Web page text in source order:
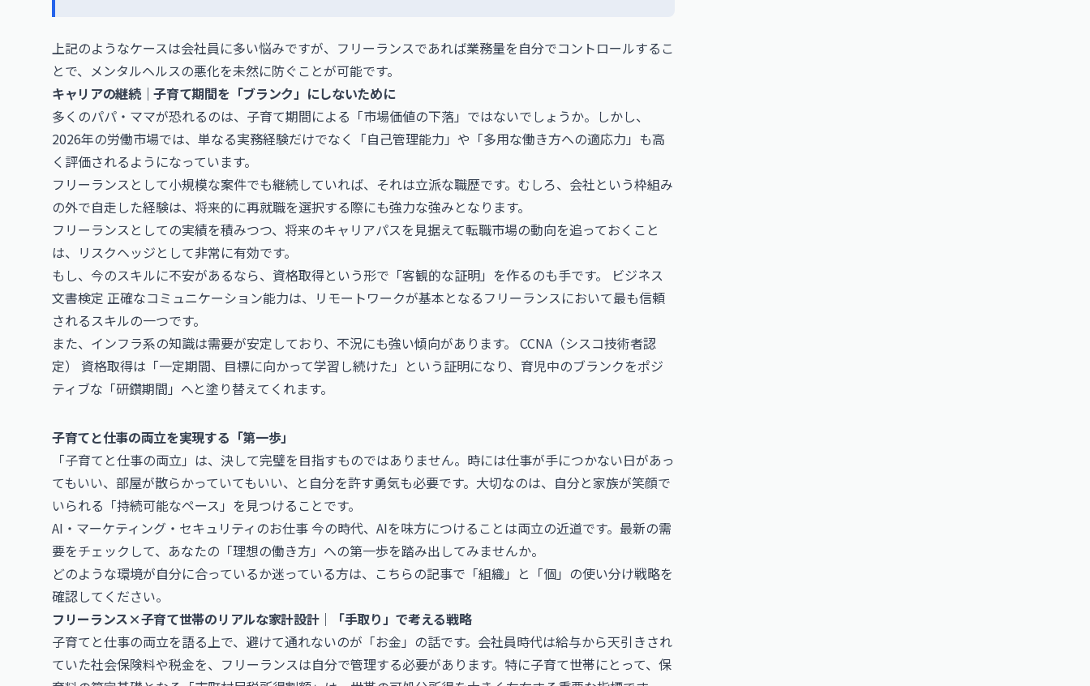
上記のようなケースは会社員に多い悩みですが、フリーランスであれば業務量を自分でコントロールするこ
とで、メンタルヘルスの悪化を未然に防ぐことが可能です。
キャリアの継続｜子育て期間を「ブランク」にしないために
多くのパパ・ママが恐れるのは、子育て期間による「市場価値の下落」ではないでしょうか。しかし、
2026年の労働市場では、単なる実務経験だけでなく「自己管理能力」や「多用な働き方への適応力」も高
く評価されるようになっています。
フリーランスとして小規模な案件でも継続していれば、それは立派な職歴です。むしろ、会社という枠組み
の外で自走した経験は、将来的に再就職を選択する際にも強力な強みとなります。
フリーランスとしての実績を積みつつ、将来のキャリアパスを見据えて転職市場の動向を追っておくこと
は、リスクヘッジとして非常に有効です。
もし、今のスキルに不安があるなら、資格取得という形で「客観的な証明」を作るのも手です。
ビジネス
文書検定 正確なコミュニケーション能力は、リモートワークが基本となるフリーランスにおいて最も信頼
されるスキルの一つです。
また、インフラ系の知識は需要が安定しており、不況にも強い傾向があります。 CCNA（シスコ技術者認
定）
資格取得は「一定期間、目標に向かって学習し続けた」という証明になり、育児中のブランクをポジ
ティブな「研鑽期間」へと塗り替えてくれます。
子育てと仕事の両立を実現する「第一歩」
「子育てと仕事の両立」は、決して完璧を目指すものではありません。時には仕事が手につかない日があっ
てもいい、部屋が散らかっていてもいい、と自分を許す勇気も必要です。大切なのは、自分と家族が笑顔で
いられる「持続可能なペース」を見つけることです。
AI・マーケティング・セキュリティのお仕事今の時代、AIを味方につけることは両立の近道です。最新の需
要をチェックして、あなたの「理想の働き方」への第一歩を踏み出してみませんか。
どのような環境が自分に合っているか迷っている方は、こちらの記事で「組織」と「個」の使い分け戦略を
確認してください。
フリーランス×子育て世帯のリアルな家計設計｜「手取り」で考える戦略
子育てと仕事の両立を語る上で、避けて通れないのが「お金」の話です。会社員時代は給与から天引きされ
ていた社会保険料や税金を、フリーランスは自分で管理する必要があります。特に子育て世帯にとって、保